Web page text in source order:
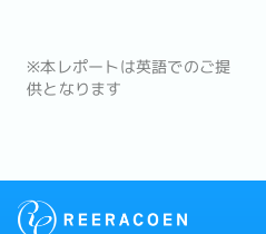
※本レポートは英語でのご提
供となります